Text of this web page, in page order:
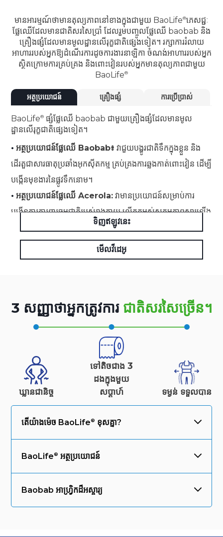
មានអារម្មណ៍ថាមានតុល្យភាពនៅខាងក្នុងជាមួយ BaoLife ភេសជ្ជៈ
ផ្លែឈើដែលមានជាតិសរសៃប្រាំ ដែលរួមបញ្ចូលផ្លែឈើ baobab និង
គ្រឿងផ្សំដែលមានមូលដ្ឋានលើរុក្ខជាតិផ្សេងទៀត។ រក្សាការរំលាយ
អាហាររបស់អ្នកឱ្យដំណើរការដូចការងារនាឡិកា ចំណង់អាហាររបស់អ្នក
ស្ថិតក្រោមការគ្រប់គ្រង និងពោះវៀនរបស់អ្នកមានតុល្យភាពជាមួយ
BaoLife
អត្ថប្រយោជន៍ គ្រឿងផ្សំ ការប្រើប្រាស់
BaoLife
ផ្សំផ្លែឈើ baobab ជាមួយគ្រឿងផ្សំដែលមានមូល
ដ្ឋានលើរុក្ខជាតិផ្សេងទៀត។
• អត្ថប្រយោជន៍ផ្លែឈើ Baobab៖ វាជួយបង្ហូរជាតិទឹកក្នុងខ្លួន និង
ដើរតួជាសារធាតុប្រឆាំងអុកស៊ីតកម្ម គ្រប់គ្រងការឆ្លងកាត់ពោះវៀន ដើម្បី
បង្កើនមុខងារនៃផ្លូវទឹកនោម។
• អត្ថប្រយោជន៍ផ្លែឈើ Acerola: វាមានប្រយោជន៍សម្រាប់ការ
បង្កើនការការពារធម្មជាតិរបស់រាងកាយ លើកកម្ពស់សកម្មភាពស្តារឡើង
វិញ និងផ្តល់នូវលក្ខណៈសម្បត្តិប្រឆាំងអុកស៊ីតកម្ម។
ទិញឥឡូវនេះ
មើលវីដេអូ
3 សញ្ញាថាអ្នកត្រូវការ ជាតិសរសៃច្រើន។
ឃ្លានជានិច្ច
ទៅតិចជាង 3
ដងក្នុងមួយ
សប្តាហ៍
ទម្ងន់ ទទួលបាន
តើយ៉ាងម៉េច BaoLife ខុសគ្នា?
BaoLife អត្ថប្រយោជន៍
Baobab អាហ្វ្រិកដ៏អស្ចារ្យ